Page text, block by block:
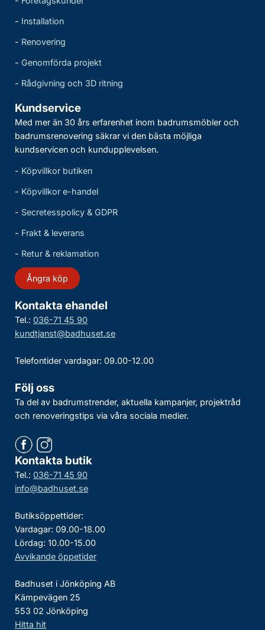
- Installation
- Renovering
- Genomförda projekt
- Rådgivning och 3D ritning
Kundservice
Med mer än 30 års erfarenhet inom badrumsmöbler och
badrumsrenovering säkrar vi den bästa möjliga
kundservicen och kundupplevelsen.
- Köpvillkor butiken
- Köpvillkor e-handel
- Secretesspolicy & GDPR
- Frakt & leverans
- Retur & reklamation
Ångra köp
Kontakta ehandel
Tel.: 036-71 45 90
kundtjanst@badhuset.se
Telefontider vardagar: 09.00-12.00
Följ oss
Ta del av badrumstrender, aktuella kampanjer, projektråd
och renoveringstips via våra sociala medier.
Kontakta butik
Tel.: 036-71 45 90
info@badhuset.se
Butiksöppettider:
Vardagar: 09.00-18.00
Lördag: 10.00-15.00
Avvikande öppetider
Badhuset i Jönköping AB
Kämpevägen 25
553 02 Jönköping
Hitta hit